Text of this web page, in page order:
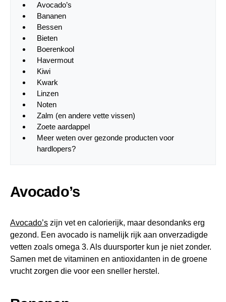
Avocado’s
Bananen
Bessen
Bieten
Boerenkool
Havermout
Kiwi
Kwark
Linzen
Noten
Zalm (en andere vette vissen)
Zoete aardappel
Meer weten over gezonde producten voor
hardlopers?
Avocado’s
Avocado’s zijn vet en calorierijk, maar desondanks erg
gezond. Een avocado is namelijk rijk aan onverzadigde
vetten zoals omega 3. Als duursporter kun je niet zonder.
Samen met de vitaminen en antioxidanten in de groene
vrucht zorgen die voor een sneller herstel.